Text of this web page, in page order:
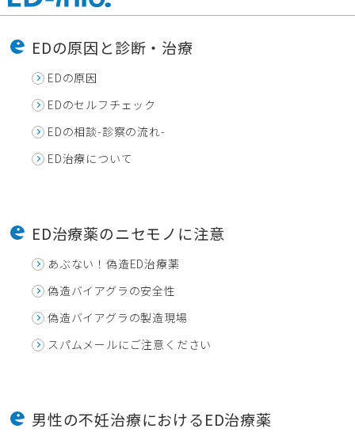
EDの原因と診断・治療
EDの原因
EDのセルフチェック
EDの相談-診察の流れ-
ED治療について
ED治療薬のニセモノに注意
あぶない！偽造ED治療薬
偽造バイアグラの安全性
偽造バイアグラの製造現場
スパムメールにご注意ください
男性の不妊治療におけるED治療薬